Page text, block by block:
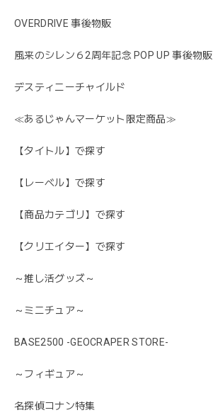
OVERDRIVE 事後物販
風来のシレン６2周年記念 POP UP 事後物販
デスティニーチャイルド
≪あるじゃんマーケット限定商品≫
【タイトル】で探す
【レーベル】で探す
【商品カテゴリ】で探す
【クリエイター】で探す
～推し活グッズ～
～ミニチュア～
BASE2500 -GEOCRAPER STORE-
～フィギュア～
名探偵コナン特集